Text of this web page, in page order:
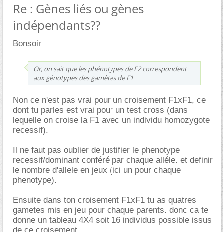
Re : Gènes liés ou gènes
indépendants??
Bonsoir
Or, on sait que les phénotypes de F2 correspondent
aux génotypes des gamètes de F1
Non ce n'est pas vrai pour un croisement F1xF1, ce
dont tu parles est vrai pour un test cross (dans
lequelle on croise la F1 avec un individu homozygote
recessif).
Il ne faut pas oublier de justifier le phenotype
recessif/dominant conféré par chaque alléle. et definir
le nombre d'allele en jeux (ici un pour chaque
phenotype).
Ensuite dans ton croisement F1xF1 tu as quatres
gametes mis en jeu pour chaque parents. donc ca te
donne un tableau 4X4 soit 16 individus possible issus
de ce croisement